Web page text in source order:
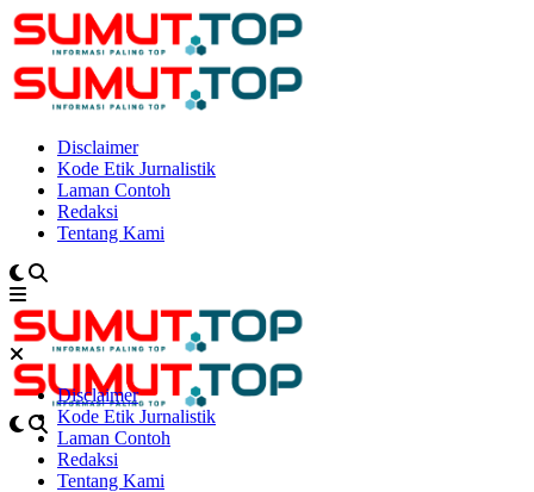
Disclaimer
Kode Etik Jurnalistik
Laman Contoh
Redaksi
Tentang Kami
Disclaimer
Kode Etik Jurnalistik
Laman Contoh
Redaksi
Tentang Kami